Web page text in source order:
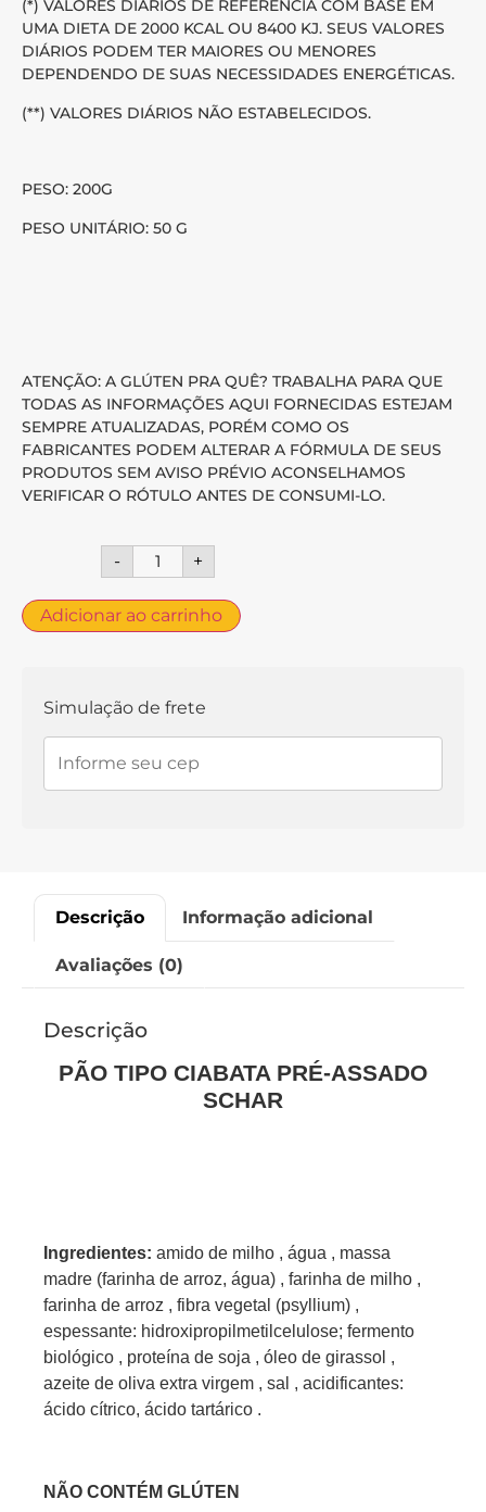
(*) VALORES DIÁRIOS DE REFERÊNCIA COM BASE EM
UMA DIETA DE 2000 KCAL OU 8400 KJ. SEUS VALORES
DIÁRIOS PODEM TER MAIORES OU MENORES
DEPENDENDO DE SUAS NECESSIDADES ENERGÉTICAS.
(**) VALORES DIÁRIOS NÃO ESTABELECIDOS.
PESO: 200G
PESO UNITÁRIO: 50 G
ATENÇÃO: A GLÚTEN PRA QUÊ? TRABALHA PARA QUE
TODAS AS INFORMAÇÕES AQUI FORNECIDAS ESTEJAM
SEMPRE ATUALIZADAS, PORÉM COMO OS
FABRICANTES PODEM ALTERAR A FÓRMULA DE SEUS
PRODUTOS SEM AVISO PRÉVIO ACONSELHAMOS
VERIFICAR O RÓTULO ANTES DE CONSUMI-LO.
- +
Adicionar ao carrinho
Simulação de frete
Descrição Informação adicional
Avaliações (0)
Descrição
PÃO TIPO CIABATA PRÉ-ASSADO
SCHAR
Ingredientes: amido de milho , água , massa
madre (farinha de arroz, água) , farinha de milho ,
farinha de arroz , fibra vegetal (psyllium) ,
espessante: hidroxipropilmetilcelulose; fermento
biológico , proteína de soja , óleo de girassol ,
azeite de oliva extra virgem , sal , acidificantes:
ácido cítrico, ácido tartárico .
NÃO CONTÉM GLÚTEN